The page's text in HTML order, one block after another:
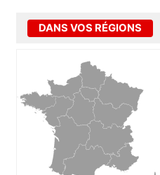
DANS VOS RÉGIONS